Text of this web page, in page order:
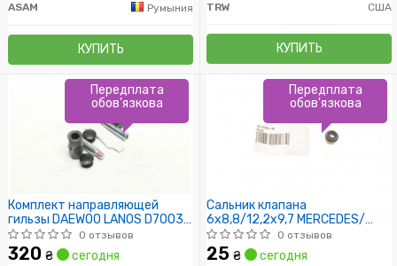
ASAM
Румыния
КУПИТЬ
TRW
США
КУПИТЬ
Комплект направляющей
гильзы DAEWOO LANOS D7003C
(пр-во ERT)
0 отзывов
320 ₴ сегодня
Передплата
обов'язкова
Сальник клапана
6x8,8/12,2x9,7 MERCEDES/
OPEL/ AUDI
0 отзывов
25 ₴ сегодня
Передплата
обов'язкова